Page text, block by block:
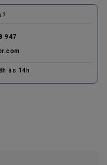
947
às 14h